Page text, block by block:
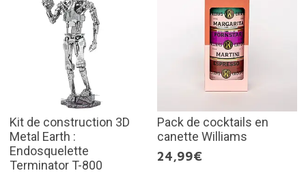
Kit de construction 3D
Metal Earth :
Endosquelette
Terminator T-800
Pack de cocktails en
canette Williams
24,99€